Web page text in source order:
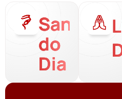
Santo
do
Dia